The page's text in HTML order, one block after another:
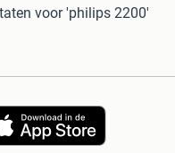
voor 'philips 2200'